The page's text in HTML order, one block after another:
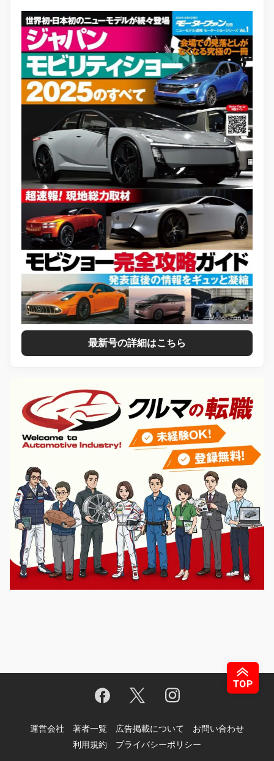
最新号の詳細はこちら
運営会社 著者一覧 広告掲載について
お問い合わせ
利用規約
プライバシーポリシー